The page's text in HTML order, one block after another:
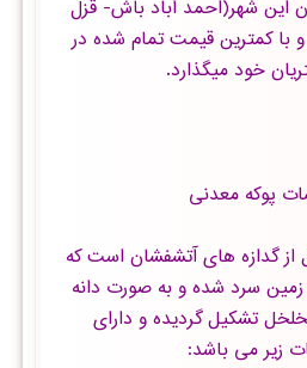
این شهر(احمد آباد باش- قزل
با کمترین قیمت تمام شده در
خود میگذارد.
پوکه معدنی
از گدازه های آتشفشان است که
سرد شده و به صورت دانه
تشکیل گردیده و دارای
زیر می باشد: